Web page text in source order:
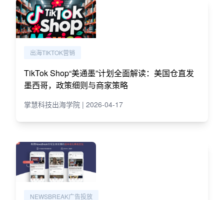
出海TIKTOK营销
TikTok Shop“美通墨”计划全面解读：美国仓直发
墨西哥，政策细则与商家策略
掌慧科技出海学院 | 2026-04-17
NEWSBREAK广告投放